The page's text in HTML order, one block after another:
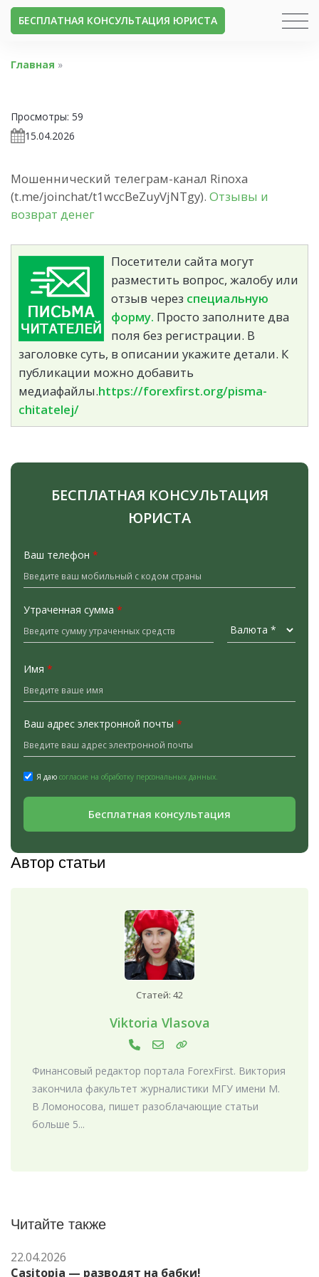
БЕСПЛАТНАЯ КОНСУЛЬТАЦИЯ ЮРИСТА
Главная »
Просмотры: 59
15.04.2026
Мошеннический телеграм-канал Rinoxa
(t.me/joinchat/t1wccBeZuyVjNTgy). Отзывы и
возврат денег
Посетители сайта могут
разместить вопрос, жалобу или
отзыв через специальную
форму. Просто заполните два
поля без регистрации. В
заголовке суть, в описании укажите детали. К
публикации можно добавить
медиафайлы.https://forexfirst.org/pisma-
chitatelej/
БЕСПЛАТНАЯ КОНСУЛЬТАЦИЯ
ЮРИСТА
Ваш телефон *
Утраченная сумма *
Имя *
Ваш адрес электронной почты *
Я даю согласие на обработку персональных данных.
Бесплатная консультация
Автор статьи
Статей: 42
Viktoria Vlasova
Финансовый редактор портала ForexFirst. Виктория
закончила факультет журналистики МГУ имени М.
В Ломоносова, пишет разоблачающие статьи
больше 5...
Читайте также
22.04.2026
Casitopia — разводят на бабки!